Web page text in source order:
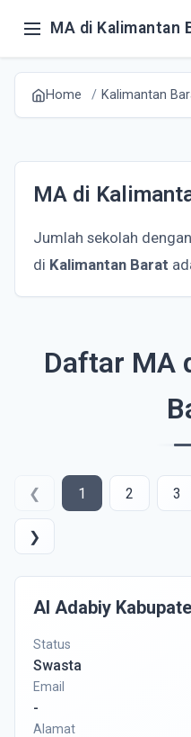
MA di Kalimantan
Home Kalimantan
MA di
Jumlah sekolah
di Kalimantan Barat
Daftar MA
❮ 1 2 3
❯
Al Adabiy
Status
Swasta
Email
-
Alamat